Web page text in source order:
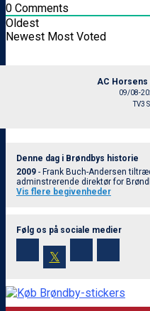
0 Comments
Oldest
Newest Most Voted
AC Horsens
09/08-
TV3
Denne dag i Brøndbys historie
2009 - Frank Buch-Andersen
adminstrerende direktør for
Vis flere begivenheder
Følg os på sociale medier
𝕏